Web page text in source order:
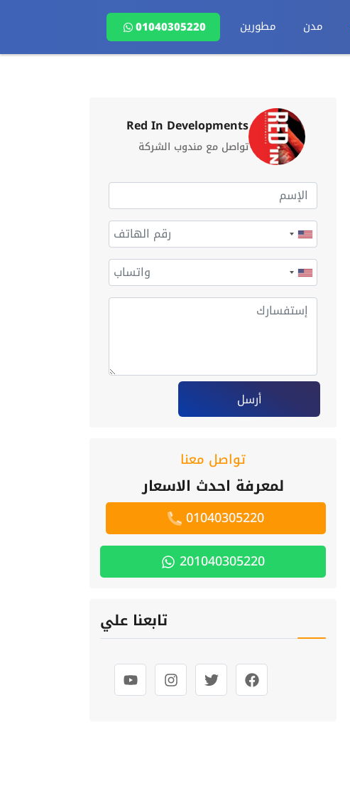
مدن مطورين 01040305220
Red In Developments
تواصل مع مندوب الشركة
أرسل
تواصل معنا
لمعرفة احدث الاسعار
01040305220
201040305220
تابعنا علي